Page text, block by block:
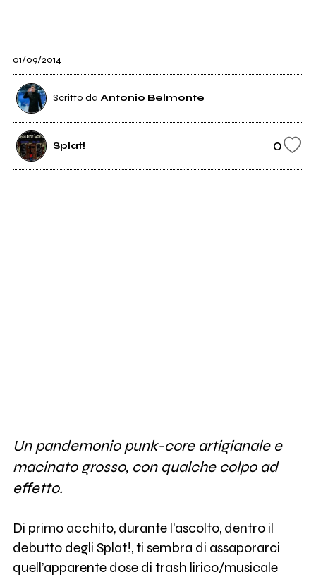
01/09/2014
Scritto da Antonio Belmonte
Splat! 0
Un pandemonio punk-core artigianale e
macinato grosso, con qualche colpo ad
effetto.
Di primo acchito, durante l’ascolto, dentro il
debutto degli Splat!, ti sembra di assaporarci
quell’apparente dose di trash lirico/musicale